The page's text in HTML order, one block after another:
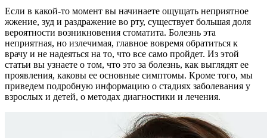
Если в какой-то момент вы начинаете ощущать неприятное
жжение, зуд и раздражение во рту, существует большая доля
вероятности возникновения стоматита. Болезнь эта
неприятная, но излечимая, главное вовремя обратиться к
врачу и не надеяться на то, что все само пройдет. Из этой
статьи вы узнаете о том, что это за болезнь, как выглядят ее
проявления, каковы ее основные симптомы. Кроме того, мы
приведем подробную информацию о стадиях заболевания у
взрослых и детей, о методах диагностики и лечения.